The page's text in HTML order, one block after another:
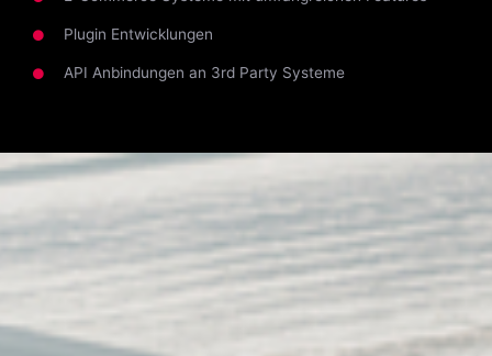
Plugin Entwicklungen
API Anbindungen an 3rd Party Systeme